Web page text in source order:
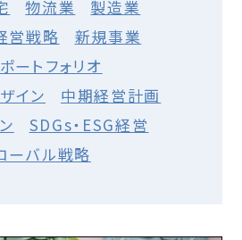
物流業
製造業
営戦略
新規事業
ートフォリオ
イン
中期経営計画
SDGs・ESG経営
ーバル戦略